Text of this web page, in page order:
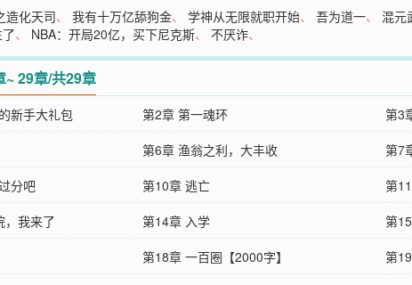
造化天司、我有十万亿舔狗金、学神从无限就职开始、吾为道一、 混元
、 NBA：开局20亿，买下尼克斯、不厌诈、
~ 29章/共29章
新手大礼包 第2章 第一魂环 第3
第6章 渔翁之利，大丰收 第7
分吧
第10章 逃亡 第
，我来了
第14章 入学 第
第18章 一百圈【2000字】 第